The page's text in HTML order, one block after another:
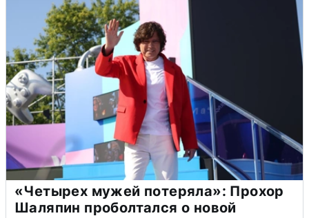
«Четырех мужей потеряла»: Прохор
Шаляпин проболтался о новой